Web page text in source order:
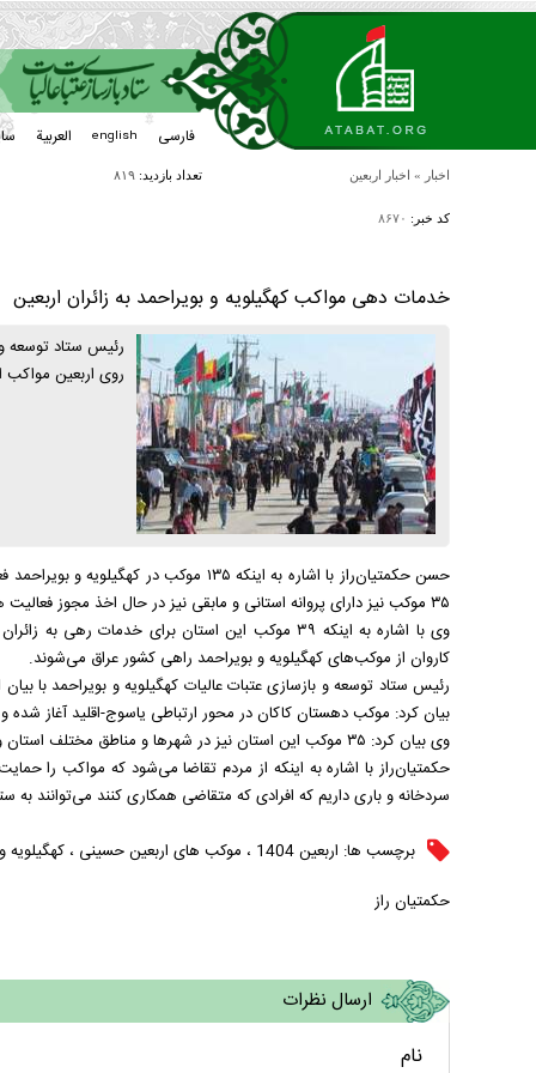
فارسی english العربیة
اخبار » اخبار اربعین تعداد بازدید: ۸۱۹
کد خبر: ۸۶۷۰
خدمات دهی مواکب کهگیلویه و بویراحمد به زائران اربعین
رئیس ستاد توسعه و
روی اربعین مواکب
۳۵ موکب نیز دارای پروانه استانی و مابقی نیز در حال اخذ مجوز فعالیت هستند.
کاروان از موکب‌های کهگیلویه و بویراحمد راهی کشور عراق می‌شوند.
رئیس ستاد توسعه و بازسازی عتبات عالیات کهگیلویه و بویراحمد با
بیان کرد: موکب دهستان کاکان در محور ارتباطی یاسوج-اقلید آغاز
وی بیان کرد: ۳۵ موکب این استان نیز در شهر‌ها و مناطق مختلف استان و مرکز شلمچه به زائران اباعبدالله الحسین (ع) خدمت رسانی می‌کنند.
حکمتیان‌راز با اشاره به اینکه از مردم تقاضا می‌شود که مواکب را
سردخانه و باری داریم که افرادی که متقاضی همکاری کنند می‌توانند به
برچسب ها: اربعین 1404 ، موکب های اربعین حسینی ، کهگیلویه
حکمتیان راز
ارسال نظرات
نام